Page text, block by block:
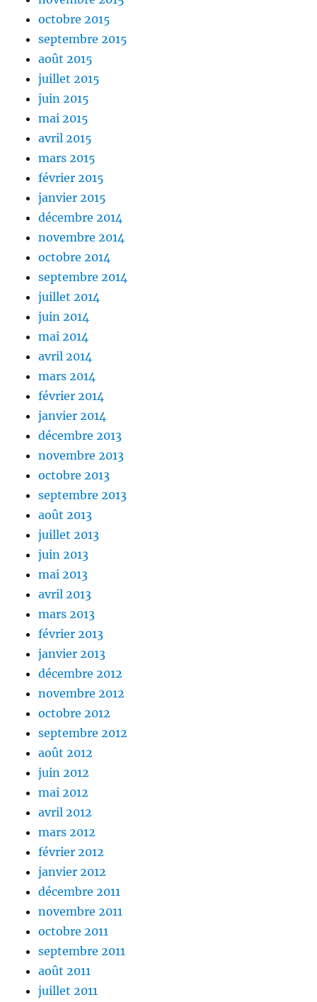
octobre 2015
septembre 2015
août 2015
juillet 2015
juin 2015
mai 2015
avril 2015
mars 2015
février 2015
janvier 2015
décembre 2014
novembre 2014
octobre 2014
septembre 2014
juillet 2014
juin 2014
mai 2014
avril 2014
mars 2014
février 2014
janvier 2014
décembre 2013
novembre 2013
octobre 2013
septembre 2013
août 2013
juillet 2013
juin 2013
mai 2013
avril 2013
mars 2013
février 2013
janvier 2013
décembre 2012
novembre 2012
octobre 2012
septembre 2012
août 2012
juin 2012
mai 2012
avril 2012
mars 2012
février 2012
janvier 2012
décembre 2011
novembre 2011
octobre 2011
septembre 2011
août 2011
juillet 2011